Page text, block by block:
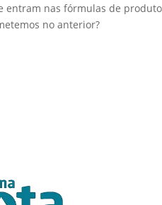
entram nas fórmulas de
no anterior?